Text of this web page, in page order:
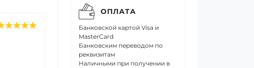
ОПЛАТА
Банковской картой Visa и
MasterCard
Банковским переводом по
реквизитам
Наличными при получении в